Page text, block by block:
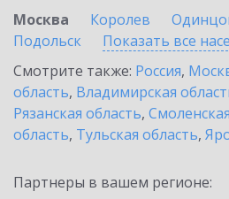
Москва
Королев
Подольск
Показать все
Смотрите также: Россия,
область, Владимирская
Рязанская область,
область, Тульская область,
Партнеры в вашем регионе: